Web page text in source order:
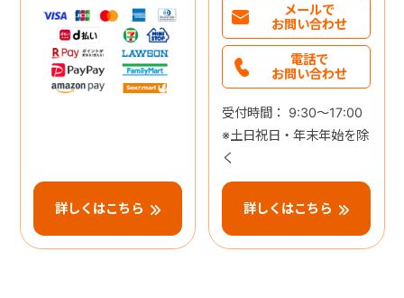
詳しくはこちら
メールで
お問い合わせ
電話で
お問い合わせ
受付時間： 9:30～17:00
※土日祝日・年末年始を除
く
詳しくはこちら